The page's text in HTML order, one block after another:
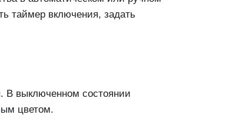
таймер включения, задать
В выключенном состоянии
цветом.